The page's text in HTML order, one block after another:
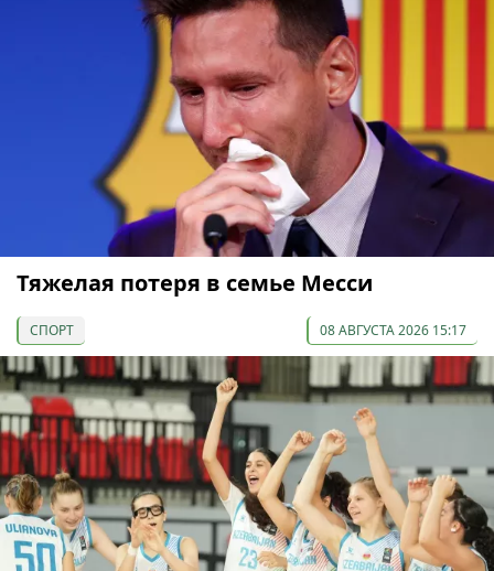
Тяжелая потеря в семье Месси
СПОРТ 08 АВГУСТА 2026 15:17